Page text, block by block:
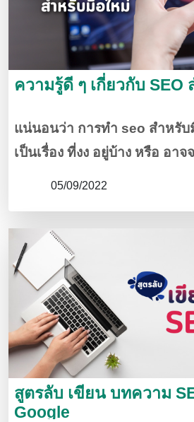
ความรู้ดี ๆ เกี่ยวกับ SEO
แน่นอนว่า การทำ seo สำหรับ
เป็นเรื่อง ที่งง อยู่บ้าง หรือ อา
คสรจะ เริ่มต้นอย่างไรดี เพื่อทำ
มูลแล้ว ก็ไม่เข้าใจ วันนี้ เรามีค
มือใหม่
05/09/2022
สูตรลับ เขียน บทความ
Google